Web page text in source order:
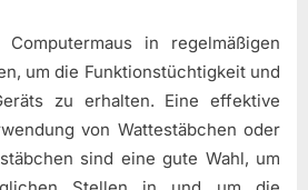
in regelmäßigen
um die Funktionstüchtigkeit und
zu erhalten. Eine effektive
von Wattestäbchen oder
sind eine gute Wahl, um